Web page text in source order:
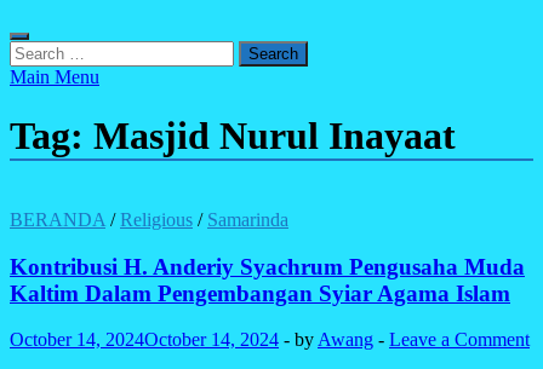
Search
for:
Main Menu
Tag: Masjid Nurul Inayaat
BERANDA /Religious / Samarinda
Kontribusi H. Anderiy Syachrum Pengusaha Muda
Kaltim Dalam Pengembangan Syiar Agama Islam
October 14, 2024October 14, 2024 - by Awang - Leave a Comment